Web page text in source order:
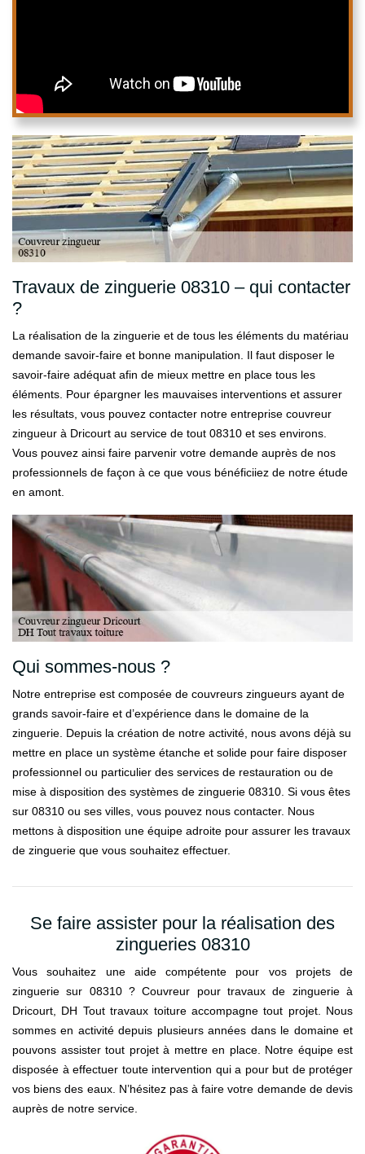
Travaux de zinguerie 08310 – qui contacter
?
La réalisation de la zinguerie et de tous les éléments du matériau
demande savoir-faire et bonne manipulation. Il faut disposer le
savoir-faire adéquat afin de mieux mettre en place tous les
éléments. Pour épargner les mauvaises interventions et assurer
les résultats, vous pouvez contacter notre entreprise couvreur
zingueur à Dricourt au service de tout 08310 et ses environs.
Vous pouvez ainsi faire parvenir votre demande auprès de nos
professionnels de façon à ce que vous bénéficiiez de notre étude
en amont.
Qui sommes-nous ?
Notre entreprise est composée de couvreurs zingueurs ayant de
grands savoir-faire et d’expérience dans le domaine de la
zinguerie. Depuis la création de notre activité, nous avons déjà su
mettre en place un système étanche et solide pour faire disposer
professionnel ou particulier des services de restauration ou de
mise à disposition des systèmes de zinguerie 08310. Si vous êtes
sur 08310 ou ses villes, vous pouvez nous contacter. Nous
mettons à disposition une équipe adroite pour assurer les travaux
de zinguerie que vous souhaitez effectuer.
Se faire assister pour la réalisation des
zingueries 08310
Vous souhaitez une aide compétente pour vos projets de
zinguerie sur 08310 ? Couvreur pour travaux de zinguerie à
Dricourt, DH Tout travaux toiture accompagne tout projet. Nous
sommes en activité depuis plusieurs années dans le domaine et
pouvons assister tout projet à mettre en place. Notre équipe est
disposée à effectuer toute intervention qui a pour but de protéger
vos biens des eaux. N’hésitez pas à faire votre demande de devis
auprès de notre service.